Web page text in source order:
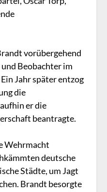
vorübergehend
Beobachter im
Jahr später entzog
die
er die
beantragte.
Wehrmacht
deutsche
Städte, um Jagt
Brandt besorgte